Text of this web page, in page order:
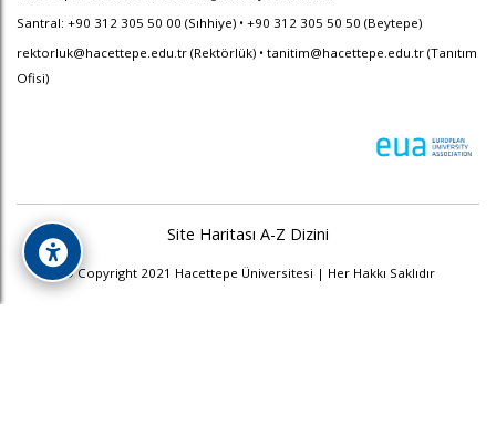
Santral: +90 312 305 50 00 (Sıhhiye) • +90 312 305 50 50 (Beytepe)
rektorluk@hacettepe.edu.tr (Rektörlük) • tanitim@hacettepe.edu.tr (Tanıtım
Ofisi)
Site Haritası A-Z Dizini
© Copyright 2021 Hacettepe Üniversitesi | Her Hakkı Saklıdır